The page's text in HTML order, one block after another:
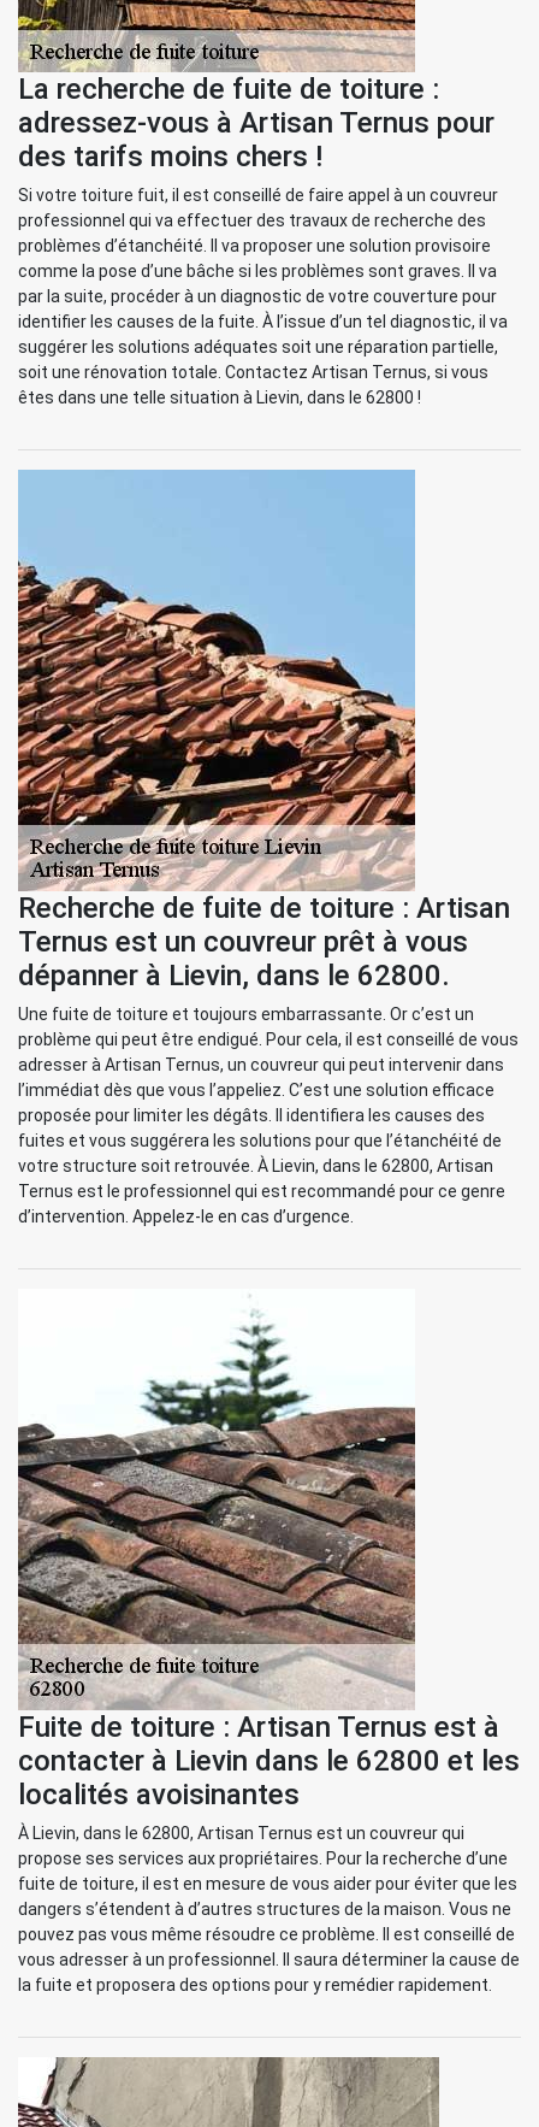
La recherche de fuite de toiture :
adressez-vous à Artisan Ternus pour
des tarifs moins chers !
Si votre toiture fuit, il est conseillé de faire appel à un couvreur
professionnel qui va effectuer des travaux de recherche des
problèmes d’étanchéité. Il va proposer une solution provisoire
comme la pose d’une bâche si les problèmes sont graves. Il va
par la suite, procéder à un diagnostic de votre couverture pour
identifier les causes de la fuite. À l’issue d’un tel diagnostic, il va
suggérer les solutions adéquates soit une réparation partielle,
soit une rénovation totale. Contactez Artisan Ternus, si vous
êtes dans une telle situation à Lievin, dans le 62800 !
Recherche de fuite de toiture : Artisan
Ternus est un couvreur prêt à vous
dépanner à Lievin, dans le 62800.
Une fuite de toiture et toujours embarrassante. Or c’est un
problème qui peut être endigué. Pour cela, il est conseillé de vous
adresser à Artisan Ternus, un couvreur qui peut intervenir dans
l’immédiat dès que vous l’appeliez. C’est une solution efficace
proposée pour limiter les dégâts. Il identifiera les causes des
fuites et vous suggérera les solutions pour que l’étanchéité de
votre structure soit retrouvée. À Lievin, dans le 62800, Artisan
Ternus est le professionnel qui est recommandé pour ce genre
d’intervention. Appelez-le en cas d’urgence.
Fuite de toiture : Artisan Ternus est à
contacter à Lievin dans le 62800 et les
localités avoisinantes
À Lievin, dans le 62800, Artisan Ternus est un couvreur qui
propose ses services aux propriétaires. Pour la recherche d’une
fuite de toiture, il est en mesure de vous aider pour éviter que les
dangers s’étendent à d’autres structures de la maison. Vous ne
pouvez pas vous même résoudre ce problème. Il est conseillé de
vous adresser à un professionnel. Il saura déterminer la cause de
la fuite et proposera des options pour y remédier rapidement.